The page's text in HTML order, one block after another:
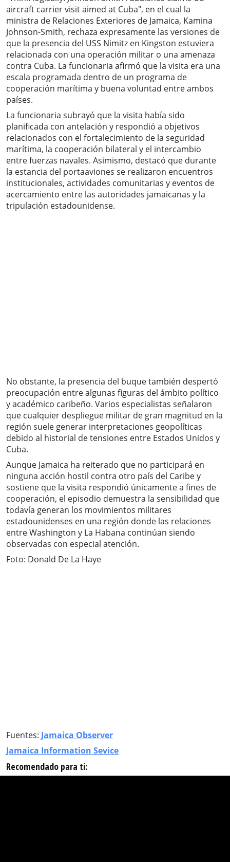
aircraft carrier visit aimed at Cuba", en el cual la
ministra de Relaciones Exteriores de Jamaica, Kamina
Johnson-Smith, rechaza expresamente las versiones de
que la presencia del USS Nimitz en Kingston estuviera
relacionada con una operación militar o una amenaza
contra Cuba. La funcionaria afirmó que la visita era una
escala programada dentro de un programa de
cooperación marítima y buena voluntad entre ambos
países.
La funcionaria subrayó que la visita había sido
planificada con antelación y respondió a objetivos
relacionados con el fortalecimiento de la seguridad
marítima, la cooperación bilateral y el intercambio
entre fuerzas navales. Asimismo, destacó que durante
la estancia del portaaviones se realizaron encuentros
institucionales, actividades comunitarias y eventos de
acercamiento entre las autoridades jamaicanas y la
tripulación estadounidense.
No obstante, la presencia del buque también despertó
preocupación entre algunas figuras del ámbito político
y académico caribeño. Varios especialistas señalaron
que cualquier despliegue militar de gran magnitud en la
región suele generar interpretaciones geopolíticas
debido al historial de tensiones entre Estados Unidos y
Cuba.
Aunque Jamaica ha reiterado que no participará en
ninguna acción hostil contra otro país del Caribe y
sostiene que la visita respondió únicamente a fines de
cooperación, el episodio demuestra la sensibilidad que
todavía generan los movimientos militares
estadounidenses en una región donde las relaciones
entre Washington y La Habana continúan siendo
observadas con especial atención.
Foto: Donald De La Haye
Fuentes: Jamaica Observer
Jamaica Information Sevice
Recomendado para ti: